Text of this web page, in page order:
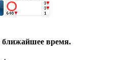
время.